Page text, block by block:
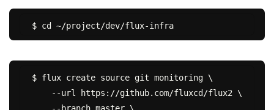
$ cd ~/project/dev/flux-infra
$ flux create source git monitoring \